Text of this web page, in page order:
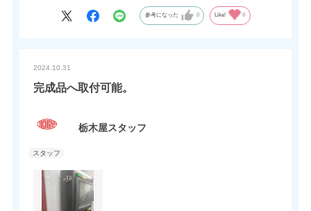
参考になった 0 Like! 0
2024.10.31
完成品へ取付可能。
栃木屋スタッフ